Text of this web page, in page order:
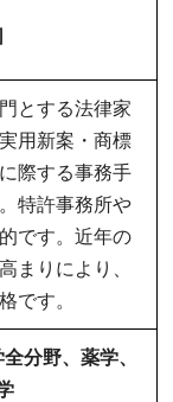
とする法律家
用新案・商標
際する事務手
特許事務所や
です。近年の
まりにより、
です。
分野、薬学、